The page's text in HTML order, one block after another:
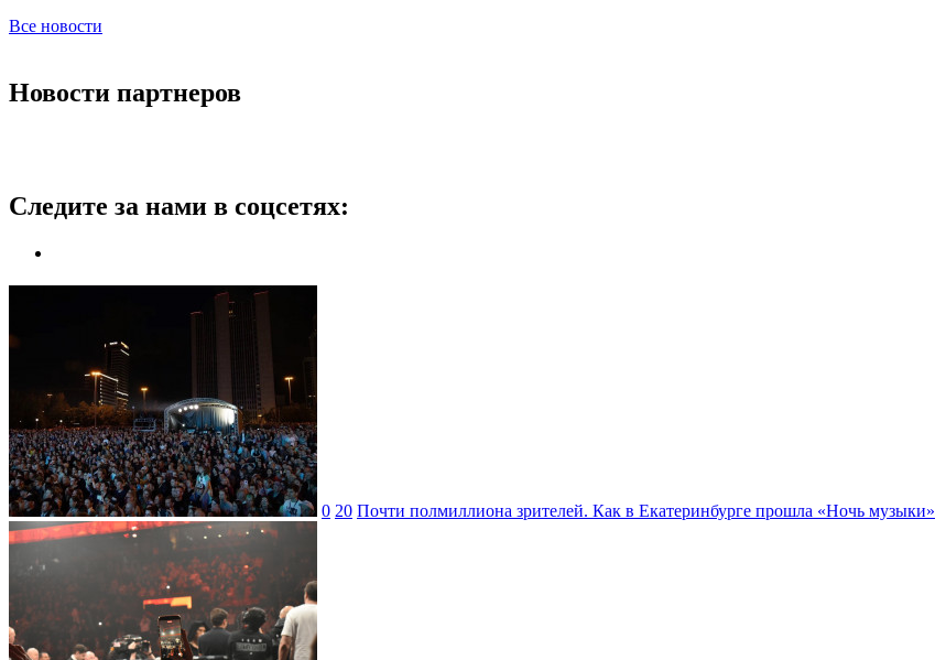
Все новости
Новости партнеров
Следите за нами в соцсетях:
0 20 Почти полмиллиона зрителей. Как в Екатеринбурге прошла «Ночь музыки»